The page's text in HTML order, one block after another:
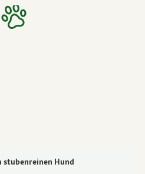
stubenreinen Hund